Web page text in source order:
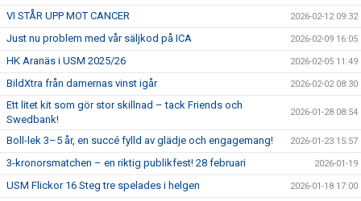
VI STÅR UPP MOT CANCER 2026-02-12 09:32
Just nu problem med vår säljkod på ICA 2026-02-09 16:05
HK Aranäs i USM 2025/26 2026-02-05 11:49
BildXtra från damernas vinst igår 2026-02-02 08:30
Ett litet kit som gör stor skillnad – tack Friends och
Swedbank!
2026-01-28 08:54
Boll-lek 3–5 år, en succé fylld av glädje och engagemang! 2026-01-23 15:57
3-kronorsmatchen – en riktig publikfest! 28 februari 2026-01-19
USM Flickor 16 Steg tre spelades i helgen 2026-01-18 17:00